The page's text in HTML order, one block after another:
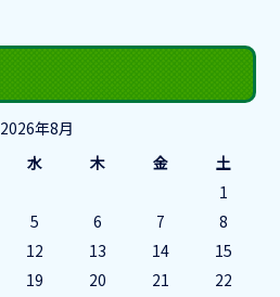
2026年8月
水 木 金
土
1
5 6 7
8
12 13 14
15
19 20 21 22